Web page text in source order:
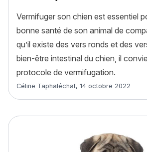
Vermifuger son chien est essentiel
bonne santé de son animal de
qu’il existe des vers ronds et des
bien-être intestinal du chien, il
protocole de vermifugation.
Article rédigé par
Céline Taphaléchat, 14 octobre 2022